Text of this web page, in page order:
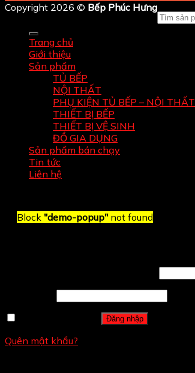
Copyright 2026 © Bếp Phúc Hưng
Tìm
kiếm:
Trang chủ
Giới thiệu
Sản phẩm
TỦ BẾP
NỘI THẤT
PHỤ KIỆN TỦ BẾP – NỘI THẤT
THIẾT BỊ BẾP
THIẾT BỊ VỆ SINH
ĐỒ GIA DỤNG
Sản phẩm bán chạy
Tin tức
Liên hệ
Block "demo-popup"not found
Đăng nhập
Quên mật khẩu?